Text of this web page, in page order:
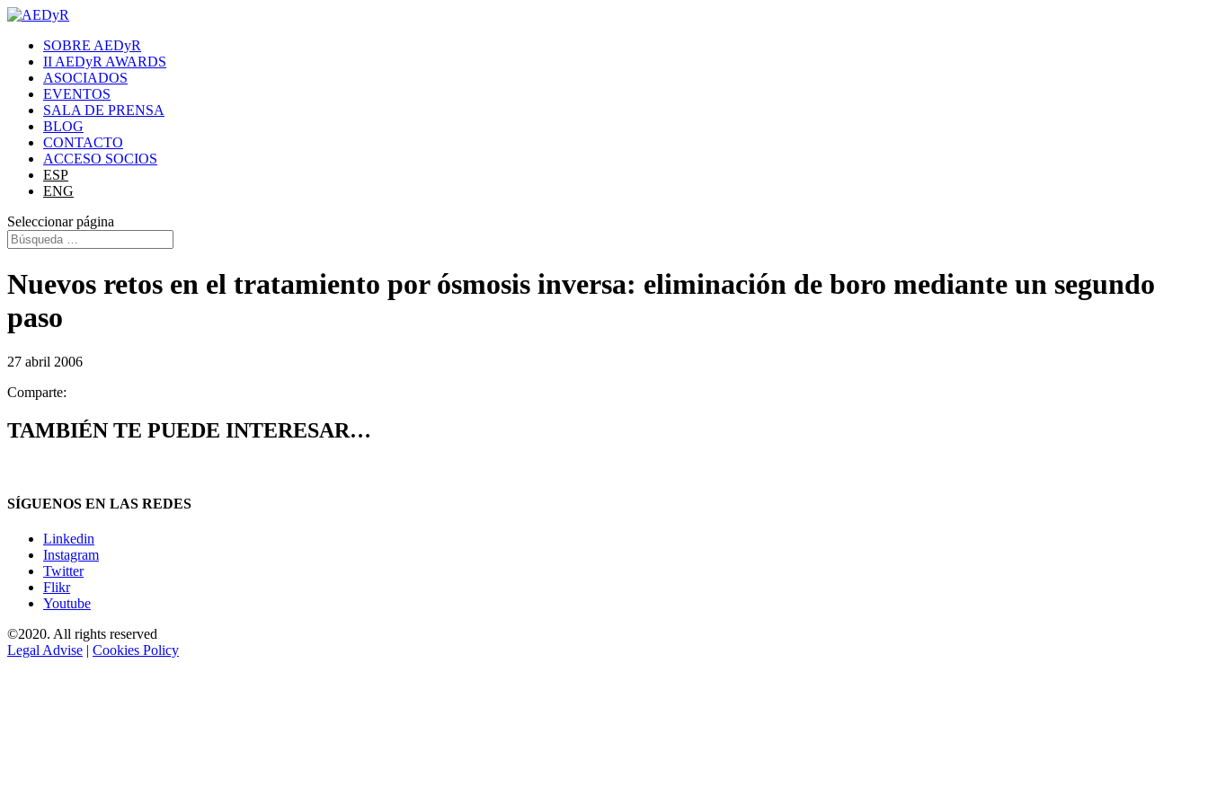
SOBRE AEDyR
II AEDyR AWARDS
ASOCIADOS
EVENTOS
SALA DE PRENSA
BLOG
CONTACTO
ACCESO SOCIOS
ESP
ENG
Seleccionar página
Nuevos retos en el tratamiento por ósmosis inversa: eliminación de boro mediante un segundo
paso
27 abril 2006
Comparte:
TAMBIÉN TE PUEDE INTERESAR…
SÍGUENOS EN LAS REDES
Linkedin
Instagram
Twitter
Flikr
Youtube
©2020. All rights reserved
Legal Advise | Cookies Policy